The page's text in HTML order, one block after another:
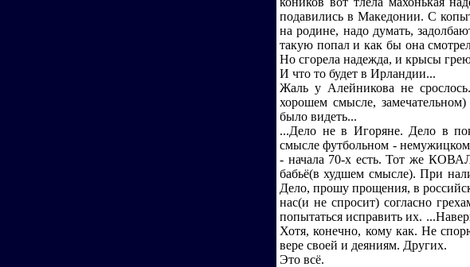
подавились в Македонии. С
на родине, надо думать,
такую попал и как бы она
Но сгорела надежда, и крысы
И что то будет в Ирландии...
Жаль у Алейникова не
хорошем смысле,
было видеть...
...Дело не в Игоряне. Дело в
смысле футбольном -
- начала 70-х есть. Тот же
бабьё(в худшем смысле). При
Дело, прошу прощения, в
нас(и не спросит) согласно
попытаться исправить их.
Хотя, конечно, кому как. Не
вере своей и деяниям. Других.
Это всё.